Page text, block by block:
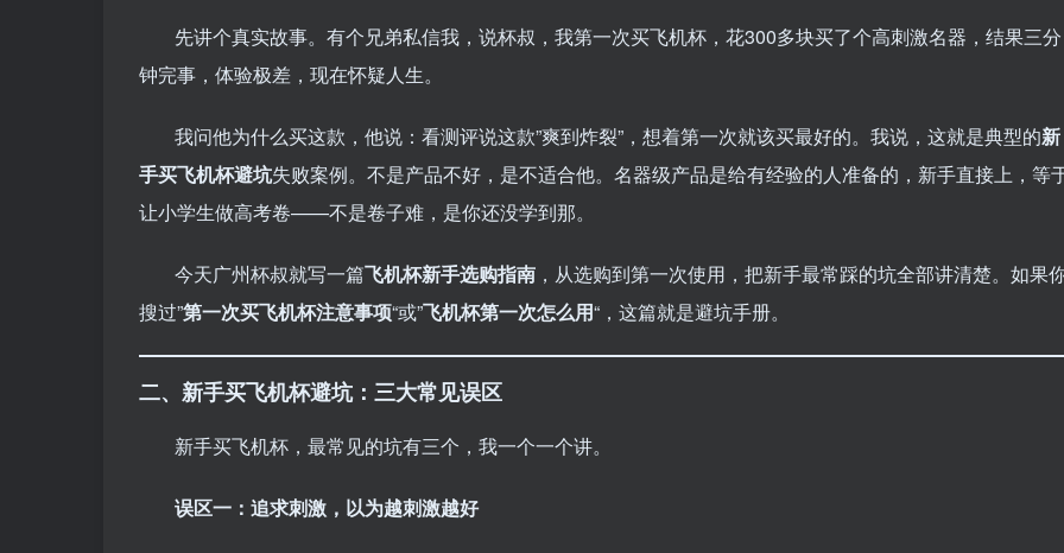
先讲个真实故事。有个兄弟私信我，说杯叔，我第一次买飞机杯，花300多块买了个高刺激名器，结果三分
钟完事，体验极差，现在怀疑人生。
我问他为什么买这款，他说：看测评说这款”爽到炸裂”，想着第一次就该买最好的。我说，这就是典型的新
手买飞机杯避坑失败案例。不是产品不好，是不适合他。名器级产品是给有经验的人准备的，新手直接上，等
让小学生做高考卷——不是卷子难，是你还没学到那。
今天广州杯叔就写一篇飞机杯新手选购指南 ，从选购到第一次使用，把新手最常踩的坑全部讲清楚。如果
搜过”第一次买飞机杯注意事项“或”飞机杯第一次怎么用“，这篇就是避坑手册。
二、新手买飞机杯避坑：三大常见误区
新手买飞机杯，最常见的坑有三个，我一个一个讲。
误区一：追求刺激，以为越刺激越好